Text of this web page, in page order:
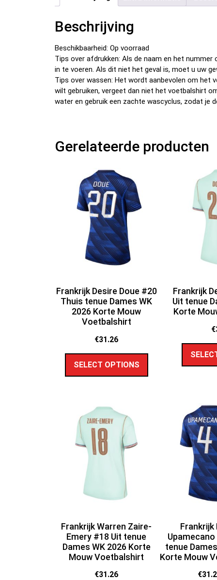
Beschrijving
Beschikbaarheid: Op voorraad
Tips over afdrukken: Als de naam en het
in te voeren. Als dit niet het geval is, moet u uw
Tips over wassen: Het wordt aanbevolen om het
wilt gebruiken, vergeet dan niet het voetbalshirt
water en gebruik een zachte wascyclus, zodat je
Gerelateerde producten
Frankrijk Desire Doue #20
Thuis tenue Dames WK
2026 Korte Mouw
Voetbalshirt
€31.26
SELECT OPTIONS
Frankrijk
Uit tenue
Korte
€
Frankrijk Warren Zaire-
Emery #18 Uit tenue
Dames WK 2026 Korte
Mouw Voetbalshirt
€31.26
Frankrijk
tenue
Korte Mouw
€